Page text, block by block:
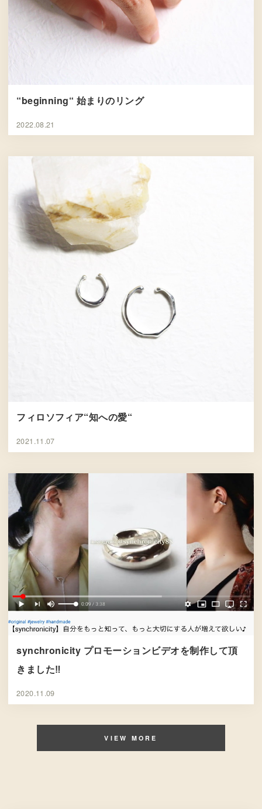
“beginning“ 始まりのリング
2022.08.21
フィロソフィア“知への愛“
2021.11.07
synchronicity プロモーションビデオを制作して頂
きました‼︎
2020.11.09
VIEW MORE